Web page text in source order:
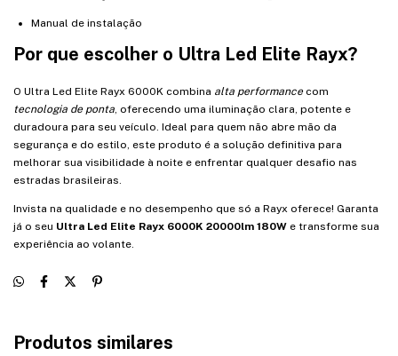
Manual de instalação
Por que escolher o Ultra Led Elite Rayx?
O Ultra Led Elite Rayx 6000K combina alta performancecom
tecnologia de ponta , oferecendo uma iluminação clara, potente e
duradoura para seu veículo. Ideal para quem não abre mão da
segurança e do estilo, este produto é a solução definitiva para
melhorar sua visibilidade à noite e enfrentar qualquer desafio nas
estradas brasileiras.
Invista na qualidade e no desempenho que só a Rayx oferece! Garanta
já o seu Ultra Led Elite Rayx 6000K 20000lm 180W e transforme sua
experiência ao volante.
Produtos similares